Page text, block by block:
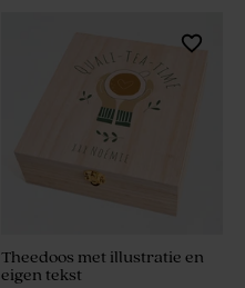
Theedoos met illustratie en
eigen tekst